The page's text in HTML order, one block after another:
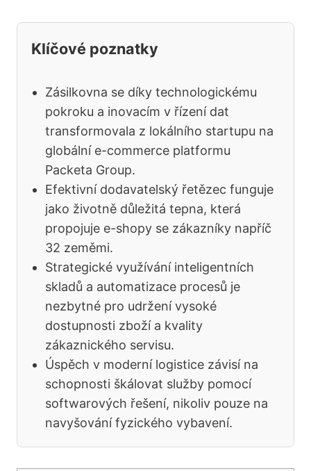
Klíčové poznatky
Zásilkovna se díky technologickému
pokroku a inovacím v řízení dat
transformovala z lokálního startupu na
globální e-commerce platformu
Packeta Group.
Efektivní dodavatelský řetězec funguje
jako životně důležitá tepna, která
propojuje e-shopy se zákazníky napříč
32 zeměmi.
Strategické využívání inteligentních
skladů a automatizace procesů je
nezbytné pro udržení vysoké
dostupnosti zboží a kvality
zákaznického servisu.
Úspěch v moderní logistice závisí na
schopnosti škálovat služby pomocí
softwarových řešení, nikoliv pouze na
navyšování fyzického vybavení.